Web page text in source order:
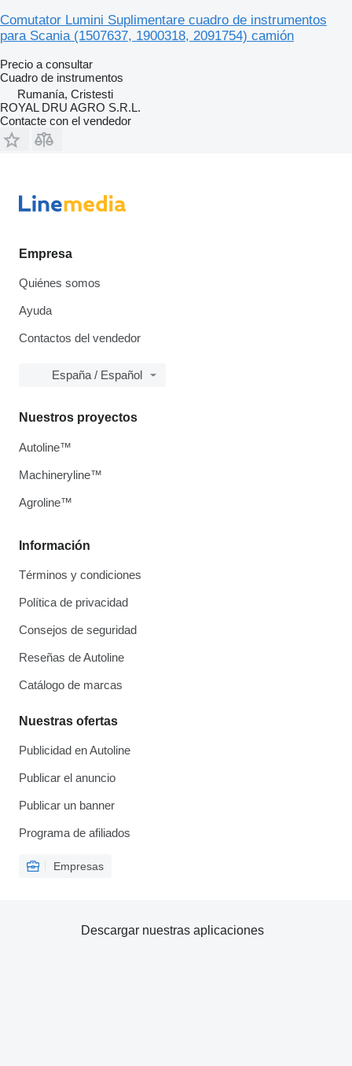
Comutator Lumini Suplimentare cuadro de instrumentos
para Scania (1507637, 1900318, 2091754) camión
Precio a consultar
Cuadro de instrumentos
Rumanía, Cristesti
ROYAL DRU AGRO S.R.L.
Contacte con el vendedor
Empresa
Quiénes somos
Ayuda
Contactos del vendedor
España / Español
Información
Términos y condiciones
Política de privacidad
Consejos de seguridad
Reseñas de Autoline
Catálogo de marcas
Nuestras ofertas
Publicidad en Autoline
Publicar el anuncio
Publicar un banner
Programa de afiliados
Empresas
Nuestros proyectos
Autoline™
Machineryline™
Agroline™
Descargar nuestras aplicaciones